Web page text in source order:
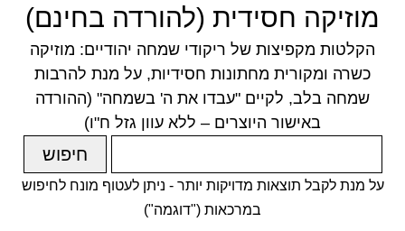
מוזיקה חסידית (להורדה בחינם)
הקלטות מקפיצות של ריקודי שמחה יהודיים: מוזיקה
כשרה ומקורית מחתונות חסידיות, על מנת להרבות
שמחה בלב, לקיים "עבדו את ה' בשמחה" (ההורדה
באישור היוצרים – ללא עוון גזל ח"ו)
על מנת לקבל תוצאות מדויקות יותר - ניתן לעטוף מונח לחיפוש
במרכאות ("דוגמה")